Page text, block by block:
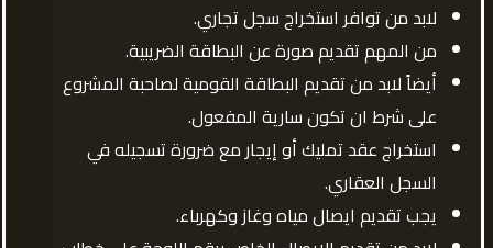
لابد من توافر استخراج سجل تجاري.
من المهم تقديم صورة عن البطاقة الضريبية.
أيضاً لابد من تقديم البطاقة القومية لصاحبة المشروع
على شرط ان تكون سارية المفعول.
استخراج عقد تمليك أو إيجار مع ضرورة تسجيله في
السجل العقاري.
يجب تقديم ايصال مياه وغاز وكهرباء.